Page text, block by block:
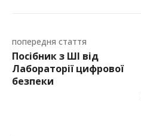
попередня стаття
Посібник з ШІ від
Лабораторії цифрової
безпеки